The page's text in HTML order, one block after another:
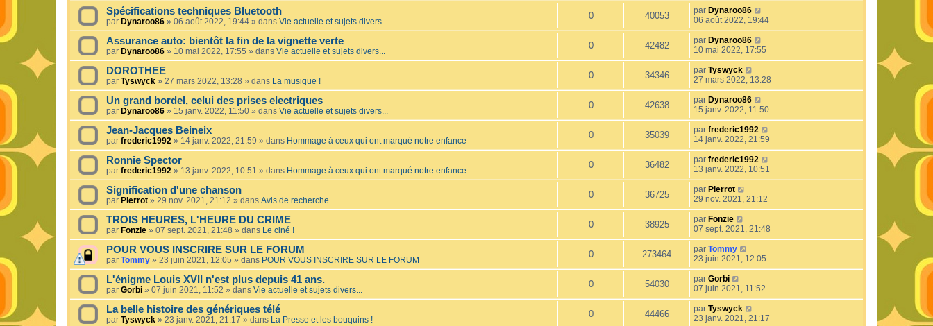
Spécifications techniques Bluetooth
par Dynaroo86 » 06 août 2022, 19:44 » dans Vie actuelle et sujets divers...
0 40053 par Dynaroo86
06 août 2022, 19:44
Assurance auto: bientôt la fin de la vignette verte
par Dynaroo86 » 10 mai 2022, 17:55 » dans Vie actuelle et sujets divers...
0 42482 par Dynaroo86
10 mai 2022, 17:55
DOROTHEE
par Tyswyck » 27 mars 2022, 13:28 » dans La musique !
0 34346 par Tyswyck
27 mars 2022, 13:28
Un grand bordel, celui des prises electriques
par Dynaroo86 » 15 janv. 2022, 11:50 » dans Vie actuelle et sujets divers...
0 42638 par Dynaroo86
15 janv. 2022, 11:50
Jean-Jacques Beineix
par frederic1992 » 14 janv. 2022, 21:59 » dans Hommage à ceux qui ont marqué notre enfance
0 35039 par frederic1992
14 janv. 2022, 21:59
Ronnie Spector
par frederic1992 » 13 janv. 2022, 10:51 » dans Hommage à ceux qui ont marqué notre enfance
0 36482 par frederic1992
13 janv. 2022, 10:51
Signification d'une chanson
par Pierrot » 29 nov. 2021, 21:12 » dans Avis de recherche
0 36725 par Pierrot
29 nov. 2021, 21:12
TROIS HEURES, L'HEURE DU CRIME
par Fonzie » 07 sept. 2021, 21:48 » dans Le ciné !
0 38925 par Fonzie
07 sept. 2021, 21:48
POUR VOUS INSCRIRE SUR LE FORUM
par Tommy » 23 juin 2021, 12:05 » dans POUR VOUS INSCRIRE SUR LE FORUM
0 273464 par Tommy
23 juin 2021, 12:05
L'énigme Louis XVII n'est plus depuis 41 ans.
par Gorbi » 07 juin 2021, 11:52 » dans Vie actuelle et sujets divers...
0 54030 par Gorbi
07 juin 2021, 11:52
La belle histoire des génériques télé
par Tyswyck » 23 janv. 2021, 21:17 » dans La Presse et les bouquins !
0 44466 par Tyswyck
23 janv. 2021, 21:17